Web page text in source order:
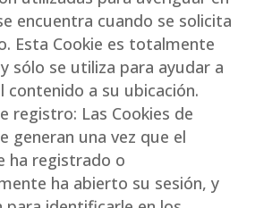
encuentra cuando se solicita
Esta Cookie es totalmente
sólo se utiliza para ayudar a
contenido a su ubicación.
registro: Las Cookies de
generan una vez que el
ha registrado o
ha abierto su sesión, y